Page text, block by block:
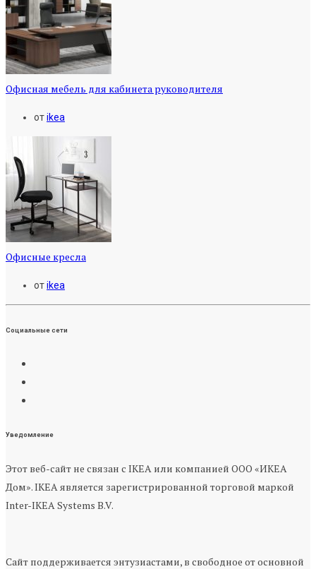
Офисная мебель для кабинета руководителя
отikea
Офисные кресла
отikea
Социальные сети
Уведомление
Этот веб-сайт не связан с IKEA или компанией ООО «ИКЕА
Дом». IKEA является зарегистрированной торговой маркой
Inter-IKEA Systems B.V.
Сайт поддерживается энтузиастами, в свободное от основной